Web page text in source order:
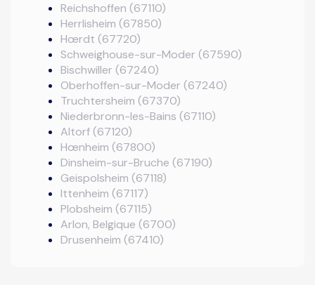
Reichshoffen (67110)
Herrlisheim (67850)
Hœrdt (67720)
Schweighouse-sur-Moder (67590)
Bischwiller (67240)
Oberhoffen-sur-Moder (67240)
Truchtersheim (67370)
Niederbronn-les-Bains (67110)
Altorf (67120)
Hœnheim (67800)
Dinsheim-sur-Bruche (67190)
Geispolsheim (67118)
Ittenheim (67117)
Plobsheim (67115)
Arlon, Belgique (6700)
Drusenheim (67410)